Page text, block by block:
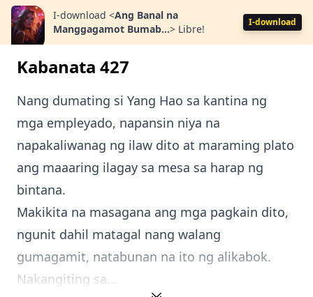
I-download <Ang Banal na
Manggagamot Bumab...> Libre!
I-download
Kabanata 427
Nang dumating si Yang Hao sa kantina ng
mga empleyado, napansin niya na
napakaliwanag ng ilaw dito at maraming plato
ang maaaring ilagay sa mesa sa harap ng
bintana.
Makikita na masagana ang mga pagkain dito,
ngunit dahil matagal nang walang
gumagamit, natabunan na ito ng alikabok.
Nakangiting sa...